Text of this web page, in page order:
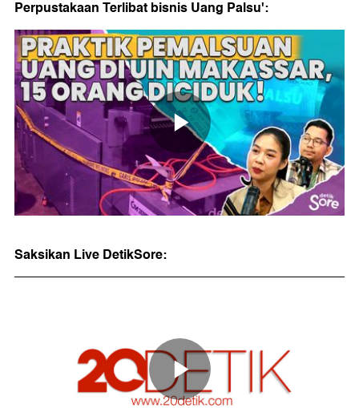
Perpustakaan Terlibat bisnis Uang Palsu':
Saksikan Live DetikSore: